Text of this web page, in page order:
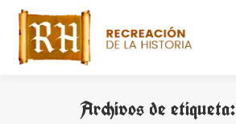
Archivos de etiqueta: